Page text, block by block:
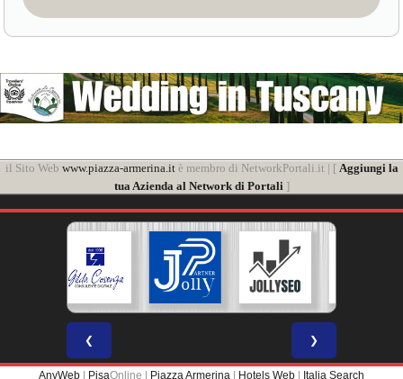
il Sito Web www.piazza-armerina.itè membro di NetworkPortali.it | [ Aggiungi la
tua Azienda al Network di Portali ]
❮ ❯
AnyWeb | PisaOnline | Piazza Armerina | Hotels Web | Italia Search